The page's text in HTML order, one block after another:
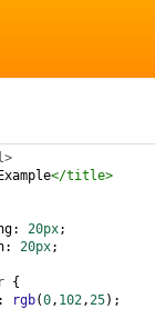
</title>
: 20px;
: 20px;
{
: rgb(0, 102,25);